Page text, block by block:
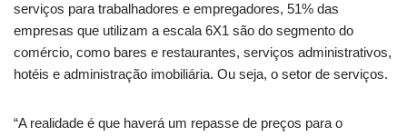
serviços para trabalhadores e empregadores, 51% das
empresas que utilizam a escala 6X1 são do segmento do
comércio, como bares e restaurantes, serviços administrativos,
hotéis e administração imobiliária. Ou seja, o setor de serviços.
“A realidade é que haverá um repasse de preços para o